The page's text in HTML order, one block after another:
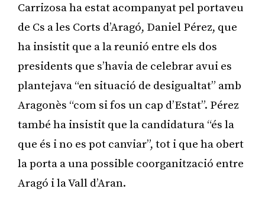
Carrizosa ha estat acompanyat pel portaveu
de Cs a les Corts d’Aragó, Daniel Pérez, que
ha insistit que a la reunió entre els dos
presidents que s’havia de celebrar avui es
plantejava “en situació de desigualtat” amb
Aragonès “com si fos un cap d’Estat”. Pérez
també ha insistit que la candidatura “és la
que és i no es pot canviar”, tot i que ha obert
la porta a una possible coorganització entre
Aragó i la Vall d’Aran.